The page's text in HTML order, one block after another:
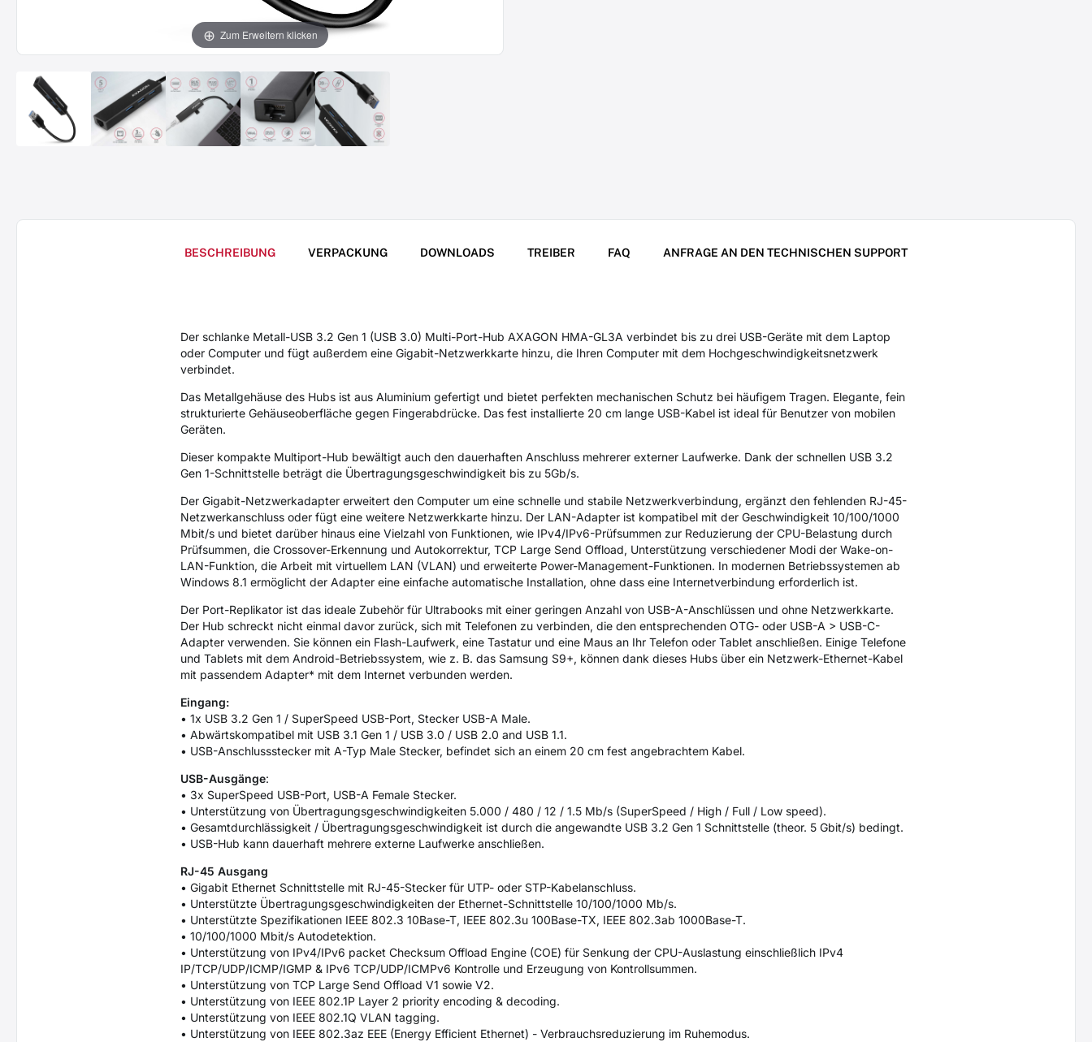
Zum Erweitern klicken
BESCHREIBUNG VERPACKUNG DOWNLOADS TREIBER FAQ ANFRAGE AN DEN TECHNISCHEN SUPPORT
Der schlanke Metall-USB 3.2 Gen 1 (USB 3.0) Multi-Port-Hub AXAGON HMA-GL3A verbindet bis zu drei USB-Geräte mit dem Laptop
oder Computer und fügt außerdem eine Gigabit-Netzwerkkarte hinzu, die Ihren Computer mit dem Hochgeschwindigkeitsnetzwerk
verbindet.
Das Metallgehäuse des Hubs ist aus Aluminium gefertigt und bietet perfekten mechanischen Schutz bei häufigem Tragen. Elegante, fein
strukturierte Gehäuseoberfläche gegen Fingerabdrücke. Das fest installierte 20 cm lange USB-Kabel ist ideal für Benutzer von mobilen
Geräten.
Dieser kompakte Multiport-Hub bewältigt auch den dauerhaften Anschluss mehrerer externer Laufwerke. Dank der schnellen USB 3.2
Gen 1-Schnittstelle beträgt die Übertragungsgeschwindigkeit bis zu 5Gb/s.
Der Gigabit-Netzwerkadapter erweitert den Computer um eine schnelle und stabile Netzwerkverbindung, ergänzt den fehlenden RJ-45-
Netzwerkanschluss oder fügt eine weitere Netzwerkkarte hinzu. Der LAN-Adapter ist kompatibel mit der Geschwindigkeit 10/100/1000
Mbit/s und bietet darüber hinaus eine Vielzahl von Funktionen, wie IPv4/IPv6-Prüfsummen zur Reduzierung der CPU-Belastung durch
Prüfsummen, die Crossover-Erkennung und Autokorrektur, TCP Large Send Offload, Unterstützung verschiedener Modi der Wake-on-
LAN-Funktion, die Arbeit mit virtuellem LAN (VLAN) und erweiterte Power-Management-Funktionen. In modernen Betriebssystemen ab
Windows 8.1 ermöglicht der Adapter eine einfache automatische Installation, ohne dass eine Internetverbindung erforderlich ist.
Der Port-Replikator ist das ideale Zubehör für Ultrabooks mit einer geringen Anzahl von USB-A-Anschlüssen und ohne Netzwerkkarte.
Der Hub schreckt nicht einmal davor zurück, sich mit Telefonen zu verbinden, die den entsprechenden OTG- oder USB-A > USB-C-
Adapter verwenden. Sie können ein Flash-Laufwerk, eine Tastatur und eine Maus an Ihr Telefon oder Tablet anschließen. Einige Telefone
und Tablets mit dem Android-Betriebssystem, wie z. B. das Samsung S9+, können dank dieses Hubs über ein Netzwerk-Ethernet-Kabel
mit passendem Adapter* mit dem Internet verbunden werden.
Eingang:
• 1x USB 3.2 Gen 1 / SuperSpeed USB-Port, Stecker USB-A Male.
• Abwärtskompatibel mit USB 3.1 Gen 1 / USB 3.0 / USB 2.0 and USB 1.1.
• USB-Anschlussstecker mit A-Typ Male Stecker, befindet sich an einem 20 cm fest angebrachtem Kabel.
USB-Ausgänge:
• 3x SuperSpeed USB-Port, USB-A Female Stecker.
• Unterstützung von Übertragungsgeschwindigkeiten 5.000 / 480 / 12 / 1.5 Mb/s (SuperSpeed / High / Full / Low speed).
• Gesamtdurchlässigkeit / Übertragungsgeschwindigkeit ist durch die angewandte USB 3.2 Gen 1 Schnittstelle (theor. 5 Gbit/s) bedingt.
• USB-Hub kann dauerhaft mehrere externe Laufwerke anschließen.
RJ-45 Ausgang
• Gigabit Ethernet Schnittstelle mit RJ-45-Stecker für UTP- oder STP-Kabelanschluss.
• Unterstützte Übertragungsgeschwindigkeiten der Ethernet-Schnittstelle 10/100/1000 Mb/s.
• Unterstützte Spezifikationen IEEE 802.3 10Base-T, IEEE 802.3u 100Base-TX, IEEE 802.3ab 1000Base-T.
• 10/100/1000 Mbit/s Autodetektion.
• Unterstützung von IPv4/IPv6 packet Checksum Offload Engine (COE) für Senkung der CPU-Auslastung einschließlich IPv4
IP/TCP/UDP/ICMP/IGMP & IPv6 TCP/UDP/ICMPv6 Kontrolle und Erzeugung von Kontrollsummen.
• Unterstützung von TCP Large Send Offload V1 sowie V2.
• Unterstützung von IEEE 802.1P Layer 2 priority encoding & decoding.
• Unterstützung von IEEE 802.1Q VLAN tagging.
• Unterstützung von IEEE 802.3az EEE (Energy Efficient Ethernet) - Verbrauchsreduzierung im Ruhemodus.